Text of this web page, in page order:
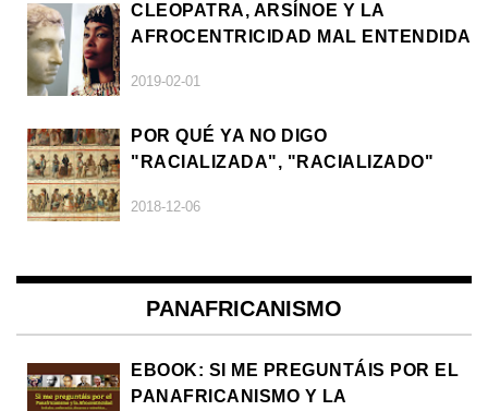
CLEOPATRA, ARSÍNOE Y LA
AFROCENTRICIDAD MAL ENTENDIDA
2019-02-01
POR QUÉ YA NO DIGO
"RACIALIZADA", "RACIALIZADO"
2018-12-06
PANAFRICANISMO
EBOOK: SI ME PREGUNTÁIS POR EL
PANAFRICANISMO Y LA